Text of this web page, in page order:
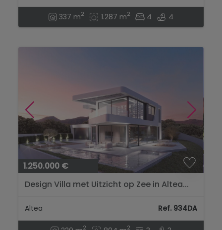
337 m2 1.287 m2 4 4
1.250.000 €
Design Villa met Uitzicht op Zee in Altea...
Altea Ref. 934DA
2 2